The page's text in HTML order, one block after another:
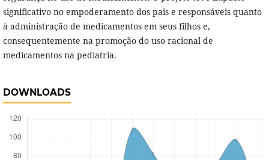
significativo no empoderamento dos pais e responsáveis quanto
à administração de medicamentos em seus filhos e,
consequentemente na promoção do uso racional de
medicamentos na pediatria.
DOWNLOADS